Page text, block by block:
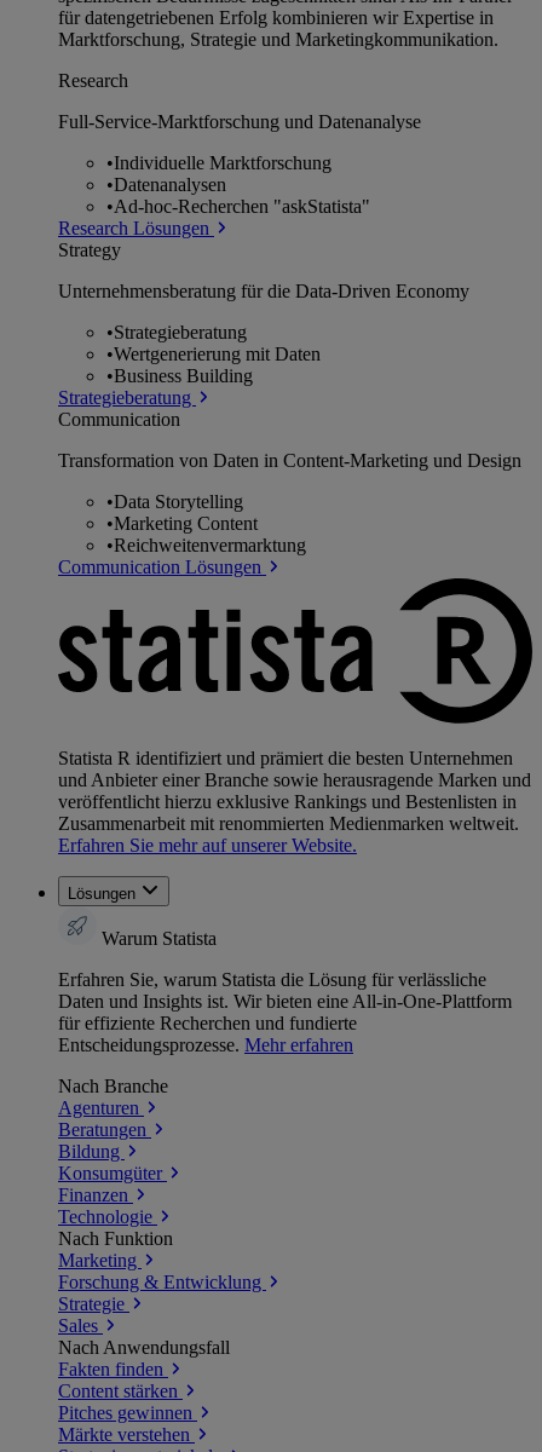
für datengetriebenen Erfolg kombinieren wir Expertise in
Marktforschung, Strategie und Marketingkommunikation.
Research
Full-Service-Marktforschung und Datenanalyse
•Individuelle Marktforschung
•Datenanalysen
•Ad-hoc-Recherchen "askStatista"
Research Lösungen
Strategy
Unternehmens­beratung für die Data-Driven Economy
•Strategieberatung
•Wertgenerierung mit Daten
•Business Building
Strategieberatung
Communication
Transformation von Daten in Content-Marketing und Design
•Data Storytelling
•Marketing Content
•Reichweitenvermarktung
Communication Lösungen
Statista R identifiziert und prämiert die besten Unternehmen
und Anbieter einer Branche sowie herausragende Marken und
veröffentlicht hierzu exklusive Rankings und Bestenlisten in
Zusammenarbeit mit renommierten Medienmarken weltweit.
Erfahren Sie mehr auf unserer Website.
Lösungen
Warum Statista
Erfahren Sie, warum Statista die Lösung für verlässliche
Daten und Insights ist. Wir bieten eine All-in-One-Plattform
für effiziente Recherchen und fundierte
Entscheidungsprozesse. Mehr erfahren
Nach Branche
Agenturen
Beratungen
Bildung
Konsumgüter
Finanzen
Technologie
Nach Funktion
Marketing
Forschung & Entwicklung
Strategie
Sales
Nach Anwendungsfall
Fakten finden
Content stärken
Pitches gewinnen
Märkte verstehen